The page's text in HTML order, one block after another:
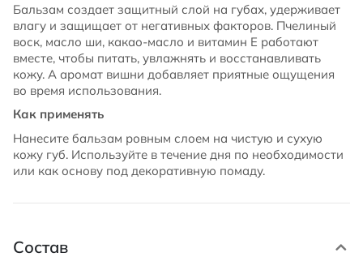
Бальзам создает защитный слой на губах, удерживает
влагу и защищает от негативных факторов. Пчелиный
воск, масло ши, какао-масло и витамин Е работают
вместе, чтобы питать, увлажнять и восстанавливать
кожу. А аромат вишни добавляет приятные ощущения
во время использования.
Как применять
Нанесите бальзам ровным слоем на чистую и сухую
кожу губ. Используйте в течение дня по необходимости
или как основу под декоративную помаду.
Состав